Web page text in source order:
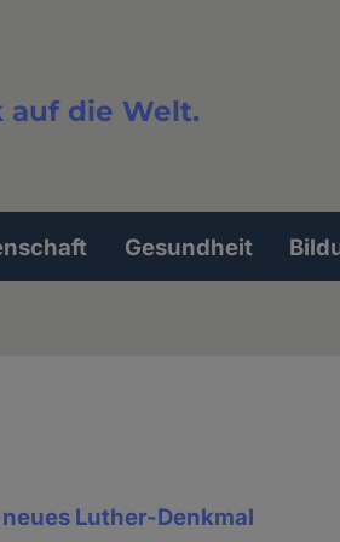
auf die Welt.
Gesundheit
Luther-Denkmal